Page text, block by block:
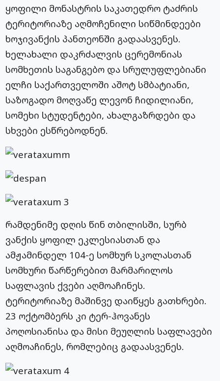
ყოფილი მონასტრის საკათედრო ტაძრის
ტერიტორიაზე აღმოჩენილი სიწმინდეები
ხოჯივანქის პანთეონში გადაასვენეს.
ხელახალი დაკრძალვის ცერემონიას
სომხეთის საგანგებო და სრულუფლებიანი
ელჩი საქართველოში აშოტ სმბატიანი,
საზოგადო მოღვაწე ლევონ ჩიდილიანი,
სომეხი სტუდენტები, ახალგაზრდები და
სხვები ესწრებოდნენ.
რამდენიმე დღის წინ თბილისში, სურბ
ვანქის ყოფილ ეკლესიასთან და
ამჟამინდელ 104-ე სომხურ სკოლასთან
სომხური წარწერებით მარმარილოს
საფლავის ქვები აღმოაჩინეს.
ტერიტორიაზე მაშინვე დაიწყეს გათხრები.
23 ოქტომბერს კი ტერ-ჰოვანეს
პოღოსიანისა და მისი მეუღლის საფლავები
აღმოაჩინეს, რომლებიც გადაასვენეს.